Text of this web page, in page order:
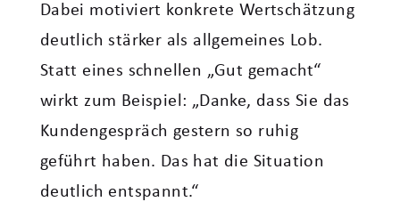
Dabei motiviert konkrete Wertschätzung
deutlich stärker als allgemeines Lob.
Statt eines schnellen „Gut gemacht“
wirkt zum Beispiel: „Danke, dass Sie das
Kundengespräch gestern so ruhig
geführt haben. Das hat die Situation
deutlich entspannt.“